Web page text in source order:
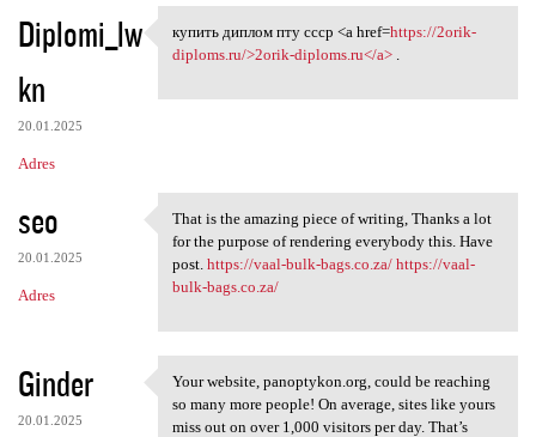
K
o
m
e
n
a
r
z
Diplomi_lw
kn
20.01.2025
Adres
купить диплом пту ссср <a
купить диплом пту ссср <a href=https://2orik-
diploms.ru/>2orik-diploms.ru</a>.
seo
20.01.2025
Adres
That is the amazing piece of
That is the amazing piece of writing, Thanks a lot
for the purpose of rendering everybody this. Have
post. https://vaal-bulk-bags.co.za/ https://vaal-
bulk-bags.co.za/
Ginder
20.01.2025
Your website, panoptykon.org,
Your website, panoptykon.org, could be reaching
so many more people! On average, sites like yours
miss out on over 1,000 visitors per day. That’s